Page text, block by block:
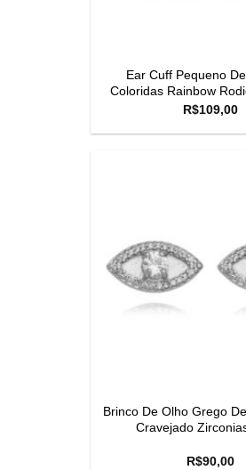
Ear Cuff Pequeno
Coloridas Rainbow
R$109,00
Brinco De Olho Grego
Cravejado
R$90,00